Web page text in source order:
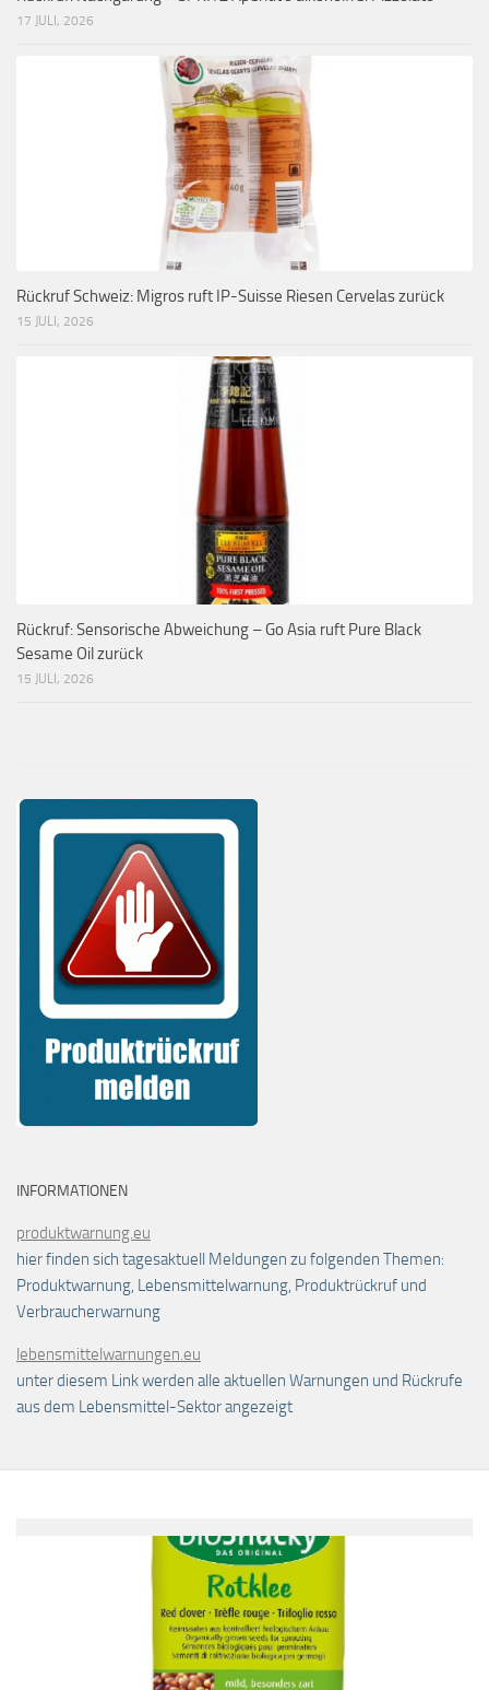
17 JULI, 2026
Rückruf Schweiz: Migros ruft IP-Suisse Riesen Cervelas zurück
15 JULI, 2026
Rückruf: Sensorische Abweichung – Go Asia ruft Pure Black
Sesame Oil zurück
15 JULI, 2026
INFORMATIONEN
produktwarnung.eu
hier finden sich tagesaktuell Meldungen zu folgenden Themen:
Produktwarnung, Lebensmittelwarnung, Produktrückruf und
Verbraucherwarnung
lebensmittelwarnungen.eu
unter diesem Link werden alle aktuellen Warnungen und Rückrufe
aus dem Lebensmittel-Sektor angezeigt